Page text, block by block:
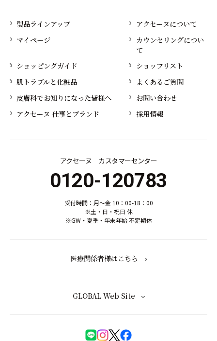
製品ラインアップ
アクセーヌについて
マイページ
カウンセリングについ
て
ショッピングガイド
ショップリスト
肌トラブルと化粧品
よくあるご質問
皮膚科でお知りになった皆様へ
お問い合わせ
アクセーヌ 仕事とブランド
採用情報
アクセーヌ カスタマーセンター
0120-120783
受付時間：月～金 10：00-18：00
※土・日・祝日 休
※GW・夏季・年末年始 不定期休
医療関係者様はこちら
GLOBAL Web Site